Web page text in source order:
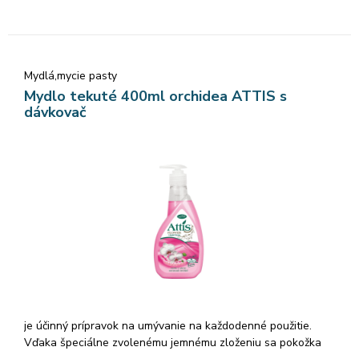
Mydlá,mycie pasty
Mydlo tekuté 400ml orchidea ATTIS s
dávkovač
je účinný prípravok na umývanie na každodenné použitie.
Vďaka špeciálne zvolenému jemnému zloženiu sa pokožka